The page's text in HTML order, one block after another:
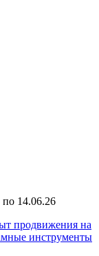
по 14.06.26
продвижения на
инструменты